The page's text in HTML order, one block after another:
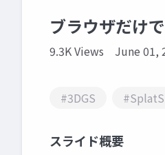
ブラウザだけ
9.3K Views June 01,
#3DGS
スライド概要